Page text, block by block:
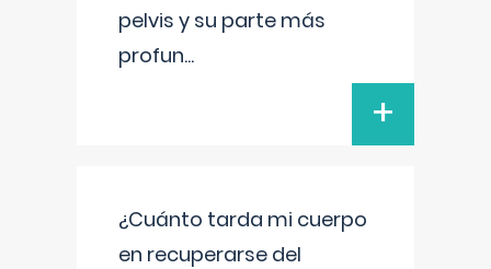
pelvis y su parte más
profun...
+
¿Cuánto tarda mi cuerpo
en recuperarse del